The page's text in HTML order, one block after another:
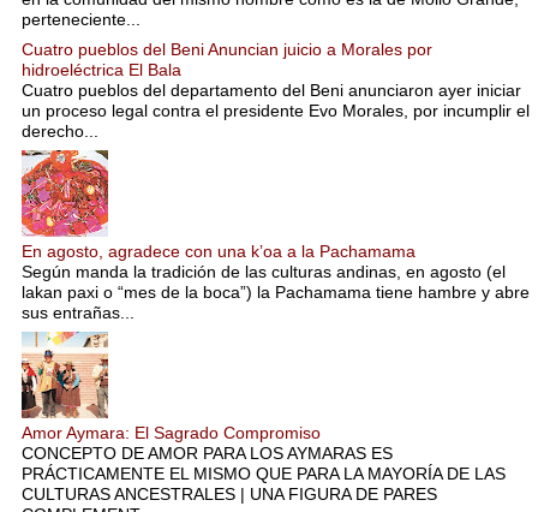
perteneciente...
Cuatro pueblos del Beni Anuncian juicio a Morales por
hidroeléctrica El Bala
Cuatro pueblos del departamento del Beni anunciaron ayer iniciar
un proceso legal contra el presidente Evo Morales, por incumplir el
derecho...
En agosto, agradece con una k’oa a la Pachamama
Según manda la tradición de las culturas andinas, en agosto (el
lakan paxi o “mes de la boca”) la Pachamama tiene hambre y abre
sus entrañas...
Amor Aymara: El Sagrado Compromiso
CONCEPTO DE AMOR PARA LOS AYMARAS ES
PRÁCTICAMENTE EL MISMO QUE PARA LA MAYORÍA DE LAS
CULTURAS ANCESTRALES | UNA FIGURA DE PARES